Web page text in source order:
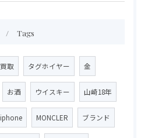
Tags
買取 タグホイヤー 金
お酒 ウイスキー 山崎18年
iphone MONCLER ブランド